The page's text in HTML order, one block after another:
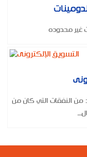
غير محدوده
من النفقات التي كان من